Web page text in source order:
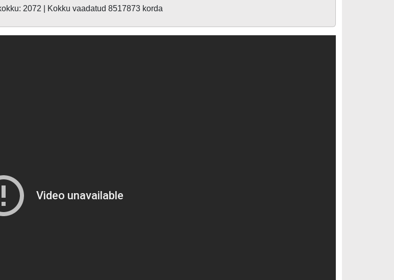
2072 | Kokku vaadatud 8517873 korda